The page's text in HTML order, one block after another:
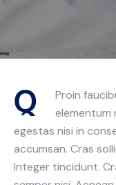
Q
Proin
elementum
egestas nisi in
accumsan. Cras
Integer tincidunt.